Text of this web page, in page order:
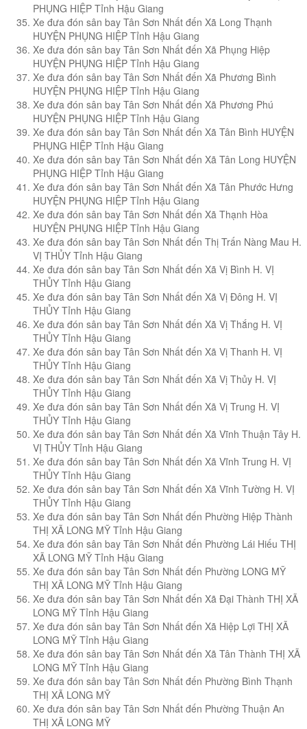
PHỤNG HIỆP Tỉnh Hậu Giang
Xe đưa đón sân bay Tân Sơn Nhất đến Xã Long Thạnh
HUYỆN PHỤNG HIỆP Tỉnh Hậu Giang
Xe đưa đón sân bay Tân Sơn Nhất đến Xã Phụng Hiệp
HUYỆN PHỤNG HIỆP Tỉnh Hậu Giang
Xe đưa đón sân bay Tân Sơn Nhất đến Xã Phương Bình
HUYỆN PHỤNG HIỆP Tỉnh Hậu Giang
Xe đưa đón sân bay Tân Sơn Nhất đến Xã Phương Phú
HUYỆN PHỤNG HIỆP Tỉnh Hậu Giang
Xe đưa đón sân bay Tân Sơn Nhất đến Xã Tân Bình HUYỆN
PHỤNG HIỆP Tỉnh Hậu Giang
Xe đưa đón sân bay Tân Sơn Nhất đến Xã Tân Long HUYỆN
PHỤNG HIỆP Tỉnh Hậu Giang
Xe đưa đón sân bay Tân Sơn Nhất đến Xã Tân Phước Hưng
HUYỆN PHỤNG HIỆP Tỉnh Hậu Giang
Xe đưa đón sân bay Tân Sơn Nhất đến Xã Thạnh Hòa
HUYỆN PHỤNG HIỆP Tỉnh Hậu Giang
Xe đưa đón sân bay Tân Sơn Nhất đến Thị Trấn Nàng Mau H.
VỊ THỦY Tỉnh Hậu Giang
Xe đưa đón sân bay Tân Sơn Nhất đến Xã Vị Bình H. VỊ
THỦY Tỉnh Hậu Giang
Xe đưa đón sân bay Tân Sơn Nhất đến Xã Vị Đông H. VỊ
THỦY Tỉnh Hậu Giang
Xe đưa đón sân bay Tân Sơn Nhất đến Xã Vị Thắng H. VỊ
THỦY Tỉnh Hậu Giang
Xe đưa đón sân bay Tân Sơn Nhất đến Xã Vị Thanh H. VỊ
THỦY Tỉnh Hậu Giang
Xe đưa đón sân bay Tân Sơn Nhất đến Xã Vị Thủy H. VỊ
THỦY Tỉnh Hậu Giang
Xe đưa đón sân bay Tân Sơn Nhất đến Xã Vị Trung H. VỊ
THỦY Tỉnh Hậu Giang
Xe đưa đón sân bay Tân Sơn Nhất đến Xã Vĩnh Thuận Tây H.
VỊ THỦY Tỉnh Hậu Giang
Xe đưa đón sân bay Tân Sơn Nhất đến Xã Vĩnh Trung H. VỊ
THỦY Tỉnh Hậu Giang
Xe đưa đón sân bay Tân Sơn Nhất đến Xã Vĩnh Tường H. VỊ
THỦY Tỉnh Hậu Giang
Xe đưa đón sân bay Tân Sơn Nhất đến Phường Hiệp Thành
THỊ XÃ LONG MỸ Tỉnh Hậu Giang
Xe đưa đón sân bay Tân Sơn Nhất đến Phường Lái Hiếu THỊ
XÃ LONG MỸ Tỉnh Hậu Giang
Xe đưa đón sân bay Tân Sơn Nhất đến Phường LONG MỸ
THỊ XÃ LONG MỸ Tỉnh Hậu Giang
Xe đưa đón sân bay Tân Sơn Nhất đến Xã Đại Thành THỊ XÃ
LONG MỸ Tỉnh Hậu Giang
Xe đưa đón sân bay Tân Sơn Nhất đến Xã Hiệp Lợi THỊ XÃ
LONG MỸ Tỉnh Hậu Giang
Xe đưa đón sân bay Tân Sơn Nhất đến Xã Tân Thành THỊ XÃ
LONG MỸ Tỉnh Hậu Giang
Xe đưa đón sân bay Tân Sơn Nhất đến Phường Bình Thạnh
THỊ XÃ LONG MỸ
Xe đưa đón sân bay Tân Sơn Nhất đến Phường Thuận An
THỊ XÃ LONG MỸ